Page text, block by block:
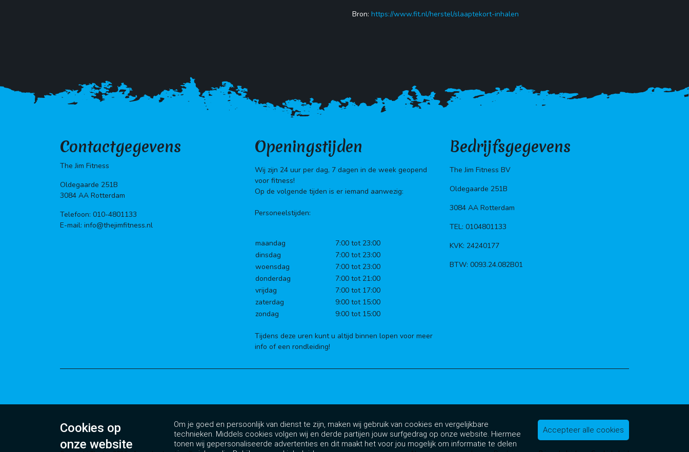
Bron: https://www.fit.nl/herstel/slaaptekort-inhalen
Contactgegevens
The Jim Fitness
Oldegaarde 251B
3084 AA Rotterdam
Telefoon: 010-4801133
E-mail: info@thejimfitness.nl
Openingstijden
Wij zijn 24 uur per dag, 7 dagen in de week geopend
voor fitness!
Op de volgende tijden is er iemand aanwezig:
Personeelstijden:
maandag
7:00 tot 23:00
dinsdag
7:00 tot 23:00
woensdag
7:00 tot 23:00
donderdag
7:00 tot 21:00
vrijdag
7:00 tot 17:00
zaterdag
9:00 tot 15:00
zondag
9:00 tot 15:00
Tijdens deze uren kunt u altijd binnen lopen voor meer
info of een rondleiding!
Bedrijfsgegevens
The Jim Fitness BV
Oldegaarde 251B
3084 AA Rotterdam
TEL: 0104801133
KVK: 24240177
BTW: 0093.24.082B01
Cookies op
onze website
Om je goed en persoonlijk van dienst te zijn, maken wij gebruik van cookies en vergelijkbare
technieken. Middels cookies volgen wij en derde partijen jouw surfgedrag op onze website. Hiermee
tonen wij gepersonaliseerde advertenties en dit maakt het voor jou mogelijk om informatie te delen
Accepteer alle cookies